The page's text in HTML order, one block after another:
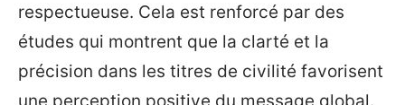
respectueuse. Cela est renforcé par des
études qui montrent que la clarté et la
précision dans les titres de civilité favorisent